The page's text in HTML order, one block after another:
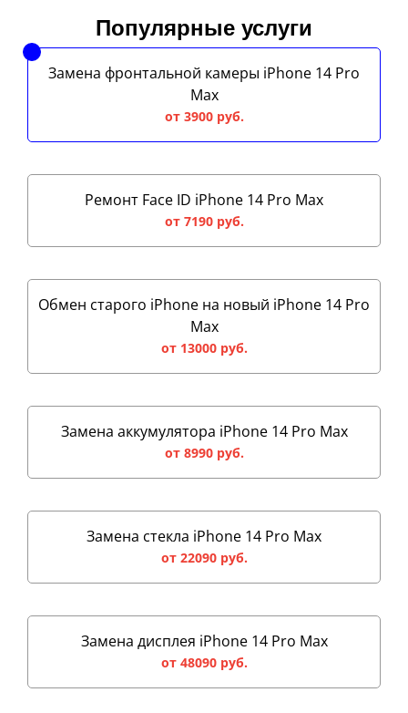
Популярные услуги
Замена фронтальной камеры iPhone 14 Pro
Max
от 3900 руб.
Ремонт Face ID iPhone 14 Pro Max
от 7190 руб.
Обмен старого iPhone на новый iPhone 14 Pro
Max
от 13000 руб.
Замена аккумулятора iPhone 14 Pro Max
от 8990 руб.
Замена стекла iPhone 14 Pro Max
от 22090 руб.
Замена дисплея iPhone 14 Pro Max
от 48090 руб.